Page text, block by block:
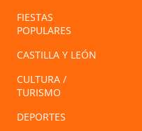
FIESTAS
POPULARES
CASTILLA Y LEÓN
CULTURA /
TURISMO
DEPORTES